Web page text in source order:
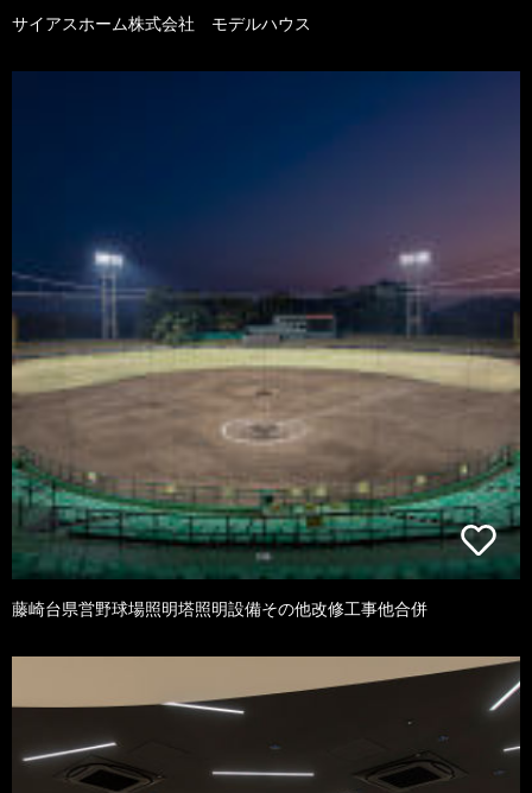
サイアスホーム株式会社 モデルハウス
藤崎台県営野球場照明塔照明設備その他改修工事他合併